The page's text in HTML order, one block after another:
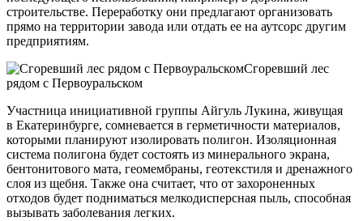
строительстве. Переработку они предлагают организовать
прямо на территории завода или отдать ее на аутсорс другим
предприятиям.
Сгоревший лес
рядом с Первоуральском
Участница инициативной группы Айгуль Лукина, живущая
в Екатеринбурге, сомневается в герметичности материалов,
которыми планируют изолировать полигон. Изоляционная
система полигона будет состоять из минерального экрана,
бентонитового мата, геомембраны, геотекстиля и дренажного
слоя из щебня. Также она считает, что от захороненных
отходов будет подниматься мелкодисперсная пыль, способная
вызывать заболевания легких.